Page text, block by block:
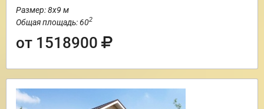
Размер: 8х9 м
Общая площадь: 602
от 1518900